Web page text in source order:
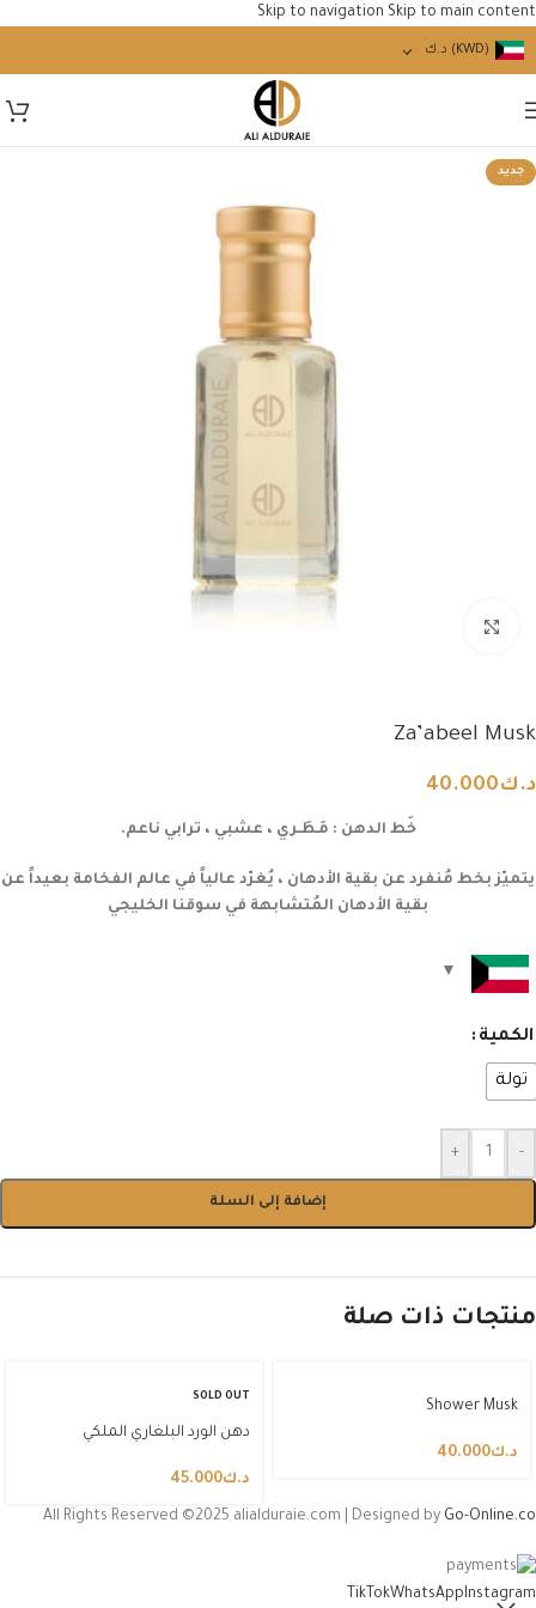
Skip to navigation Skip to main content
(KWD) د.ك
جديد
Za’abeel Musk
د.ك40.000
خَط الدهن : مَـطَـري ، عشبي ، ترابي ناعم.
يتميّز بخط مُنفرد عن بقية الأدهان ، يُغرّد عالياً في عالم الفخامة بعيداً عن
بقية الأدهان المُتشابهة في سوقنا الخليجي
الكمية
تولة
-
+
إضافة إلى السلة
منتجات ذات صلة
Shower Musk
د.ك40.000
SOLD OUT
دهن الورد البلغاري الملكي
د.ك45.000
All Rights Reserved ©2025 alialduraie.com | Designed by Go-Online.co
Instagram
WhatsApp
TikTok